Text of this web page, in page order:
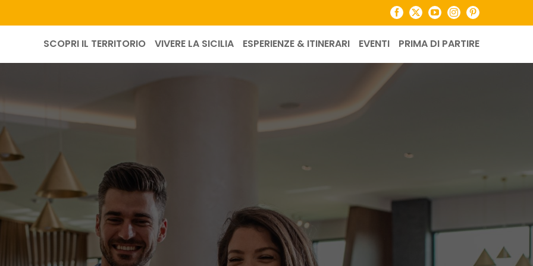
Facebook
X YouTubeInstagramPinterest
SCOPRI IL TERRITORIO VIVERE LA SICILIA ESPERIENZE & ITINERARI EVENTI PRIMA DI PARTIRE